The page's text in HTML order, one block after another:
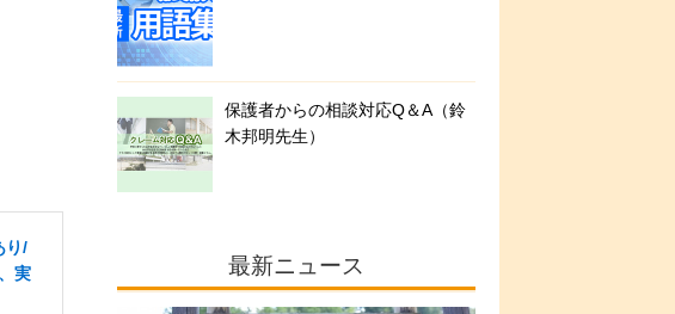
り/
実
保護者からの相談対応Q＆A（鈴
木邦明先生）
最新ニュース